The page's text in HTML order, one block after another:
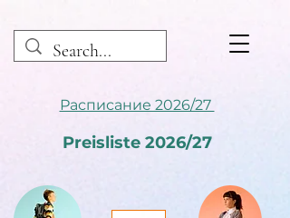
Расписание 2026/27
Preisliste 2026/27